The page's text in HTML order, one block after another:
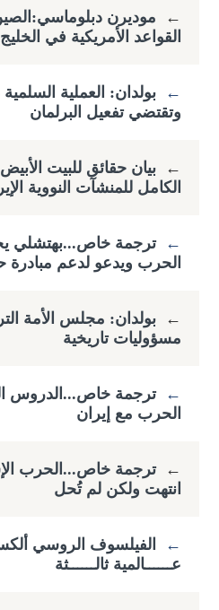
←
موديرن
القواعد الأمريكية في
←
بولدان: العملية
وتقتضي ​تفعيل البرلمان
←
بيان حقائق للبيت
الكامل للمنشآت النووية
← ترجمة خاص...بهتشلي
الحرب ويدعو لدعم مبادرة
←
بولدان: مجلس الأمة
مسؤوليات تاريخية
←
الحرب مع إيران
← ترجمة خاص...الحرب
انتهت ولكن لم تُحل
←
الفيلسوف الروسي
عــــــالمية ثالــــــثة